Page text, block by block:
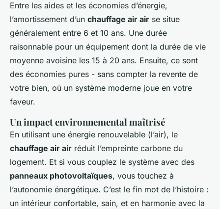
Entre les aides et les économies d’énergie,
l’amortissement d’un chauffage air air se situe
généralement entre 6 et 10 ans. Une durée
raisonnable pour un équipement dont la durée de vie
moyenne avoisine les 15 à 20 ans. Ensuite, ce sont
des économies pures - sans compter la revente de
votre bien, où un système moderne joue en votre
faveur.
Un impact environnemental maîtrisé
En utilisant une énergie renouvelable (l’air), le
chauffage air air réduit l’empreinte carbone du
logement. Et si vous couplez le système avec des
panneaux photovoltaïques, vous touchez à
l’autonomie énergétique. C’est le fin mot de l’histoire :
un intérieur confortable, sain, et en harmonie avec la